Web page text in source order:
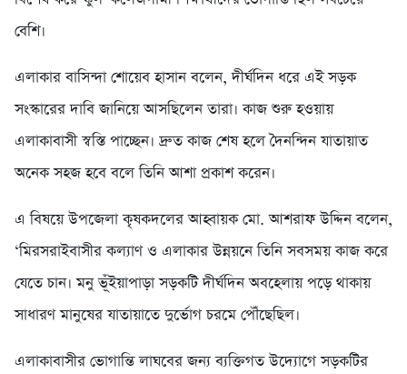
বেশি।
এলাকার বাসিন্দা শোয়েব হাসান বলেন, দীর্ঘদিন ধরে এই সড়ক
সংস্কারের দাবি জানিয়ে আসছিলেন তারা। কাজ শুরু হওয়ায়
এলাকাবাসী স্বস্তি পাচ্ছেন। দ্রুত কাজ শেষ হলে দৈনন্দিন যাতায়াত
অনেক সহজ হবে বলে তিনি আশা প্রকাশ করেন।
এ বিষয়ে উপজেলা কৃষকদলের আহ্বায়ক মো. আশরাফ উদ্দিন বলেন,
‘মিরসরাইবাসীর কল্যাণ ও এলাকার উন্নয়নে তিনি সবসময় কাজ করে
যেতে চান। মনু ভূঁইয়াপাড়া সড়কটি দীর্ঘদিন অবহেলায় পড়ে থাকায়
সাধারণ মানুষের যাতায়াতে দুর্ভোগ চরমে পৌঁছেছিল।
এলাকাবাসীর ভোগান্তি লাঘবের জন্য ব্যক্তিগত উদ্যোগে সড়কটির